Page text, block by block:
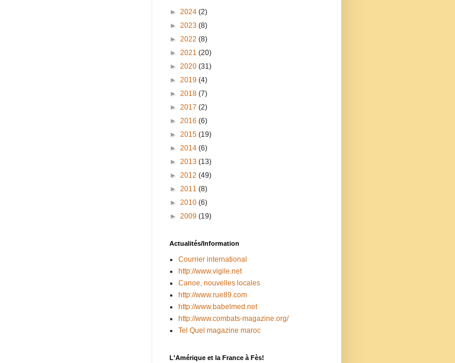
► 2024 (2)
► 2023 (8)
► 2022 (8)
► 2021 (20)
► 2020 (31)
► 2019 (4)
► 2018 (7)
► 2017 (2)
► 2016 (6)
► 2015 (19)
► 2014 (6)
► 2013 (13)
► 2012 (49)
► 2011 (8)
► 2010 (6)
► 2009 (19)
Actualités/Information
Courrier international
http://www.vigile.net
Canoe, nouvelles locales
http://www.rue89.com
http://www.babelmed.net
http://www.combats-magazine.org/
Tel Quel magazine maroc
L'Amérique et la France à Fès!